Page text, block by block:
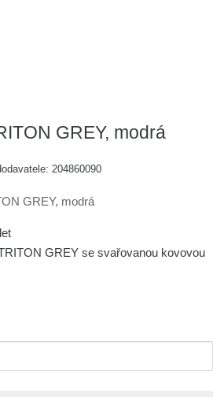
GREY, modrá
204860090
GREY se svařovanou kovovou